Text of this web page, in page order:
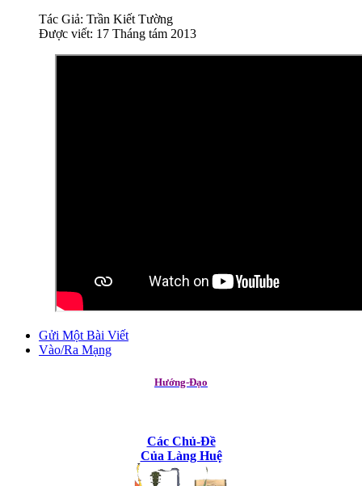
Tác Giả: Trần Kiết Tường
Được viết: 17 Tháng tám 2013
Gửi Một Bài Viết
Vào/Ra Mạng
Hướng-Đạo
Các Chủ-Đề
Của Làng Huệ